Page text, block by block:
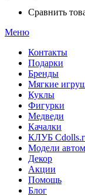
Сравнить
Меню
Контакты
Подарки
Бренды
Мягкие
Куклы
Фигурки
Медведи
Качалки
КЛУБ
Модели
Декор
Акции
Помощь
Блог